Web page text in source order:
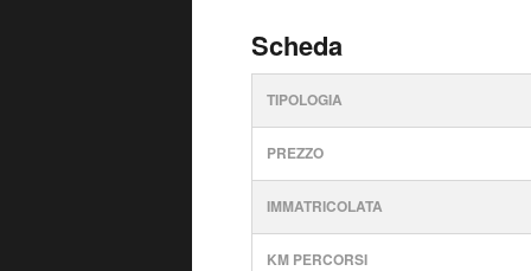
Scheda
TIPOLOGIA
PREZZO
IMMATRICOLATA
KM PERCORSI